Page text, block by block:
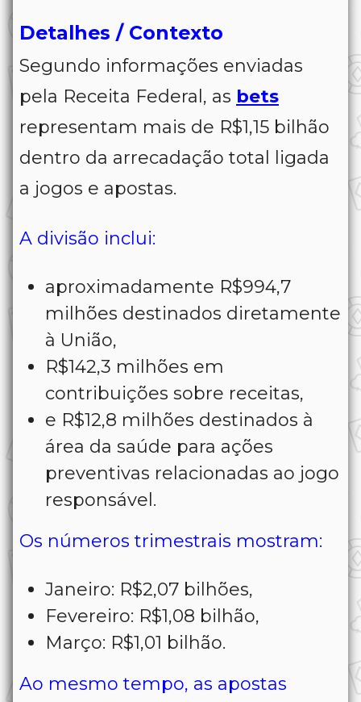
Detalhes / Contexto
Segundo informações enviadas
pela Receita Federal, as bets
representam mais de R$1,15 bilhão
dentro da arrecadação total ligada
a jogos e apostas.
A divisão inclui:
aproximadamente R$994,7
milhões destinados diretamente
à União,
R$142,3 milhões em
contribuições sobre receitas,
e R$12,8 milhões destinados à
área da saúde para ações
preventivas relacionadas ao jogo
responsável.
Os números trimestrais mostram:
Janeiro: R$2,07 bilhões,
Fevereiro: R$1,08 bilhão,
Março: R$1,01 bilhão.
Ao mesmo tempo, as apostas